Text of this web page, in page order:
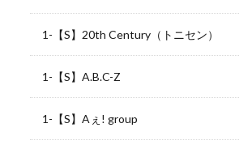
1-【S】20th Century（トニセン）
1-【S】A.B.C-Z
1-【S】Aぇ! group